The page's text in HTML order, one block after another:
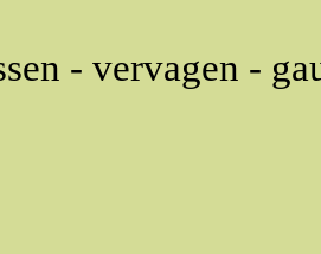
- vervagen -